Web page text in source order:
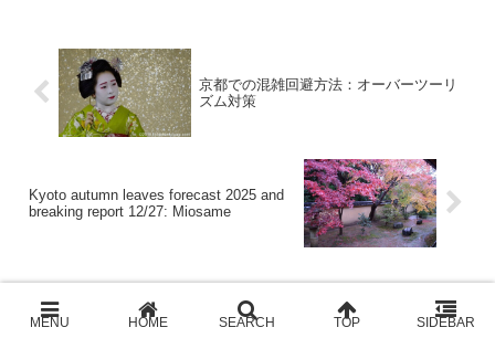
京都での混雑回避方法：オーバーツーリ
ズム対策
Kyoto autumn leaves forecast 2025 and
breaking report 12/27: Miosame